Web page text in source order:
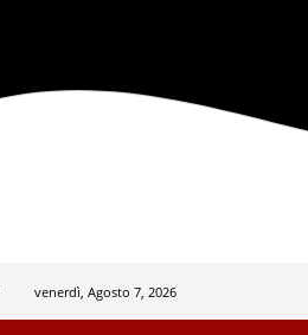
venerdì, Agosto 7, 2026